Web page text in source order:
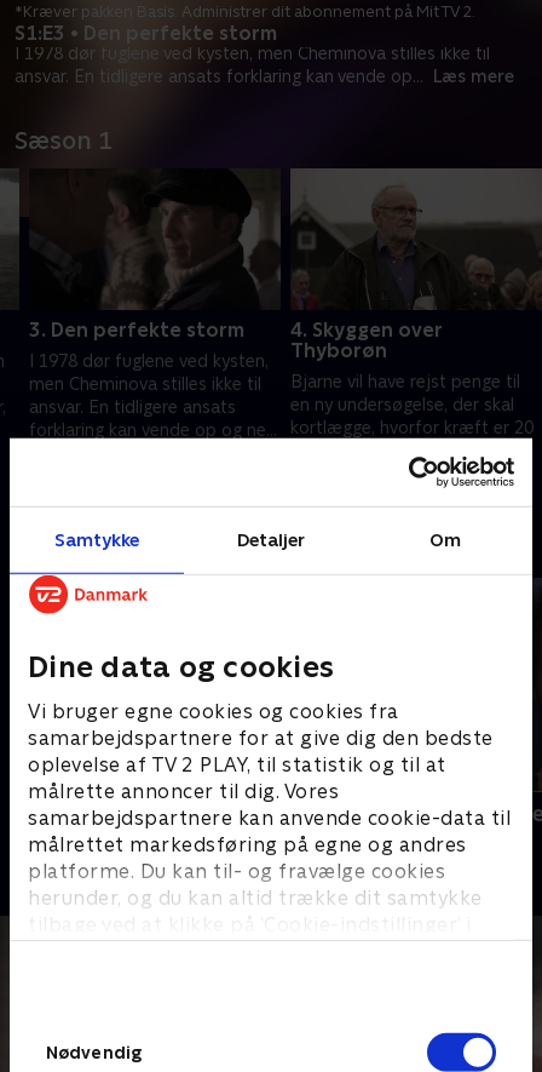
Samtykke Detaljer Om
Dine data og cookies
Vi bruger egne cookies og cookies fra
samarbejdspartnere for at give dig den bedste
oplevelse af TV 2 PLAY, til statistik og til at
målrette annoncer til dig. Vores
samarbejdspartnere kan anvende cookie-data til
målrettet markedsføring på egne og andres
platforme. Du kan til- og fravælge cookies
herunder, og du kan altid trække dit samtykke
tilbage ved at klikke på ’Cookie-indstillinger’ i
Nødvendig
S1:E3 • Den perfekte storm
I 1978 dør fuglene ved kysten, men Cheminova stilles ikke til
ansvar. En tidligere ansats forklaring kan vende op... Læs mere
*Kræver pakken Basis. Administrer dit abonnement på Mit TV 2.
Sæson 1
3. Den perfekte storm
I 1978 dør fuglene ved kysten,
men Cheminova stilles ikke til
ansvar. En tidligere ansats
forklaring kan vende op og ned
4. Skyggen over
Thyborøn
Bjarne vil have rejst penge til
en ny undersøgelse, der skal
kortlægge, hvorfor kræft er 20
Thyborøn end i andre
5. oktober 2025 • 42 min
Andre så også
Olsen-banden for altid
Dokumentar • 1 sæsoner
Det
Dokumentar